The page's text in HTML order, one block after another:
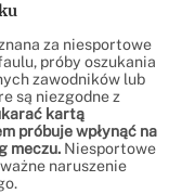
za niesportowe
próby oszukania
zawodników lub
są niezgodne z
kartą
próbuje wpłynąć na
meczu. Niesportowe
naruszenie